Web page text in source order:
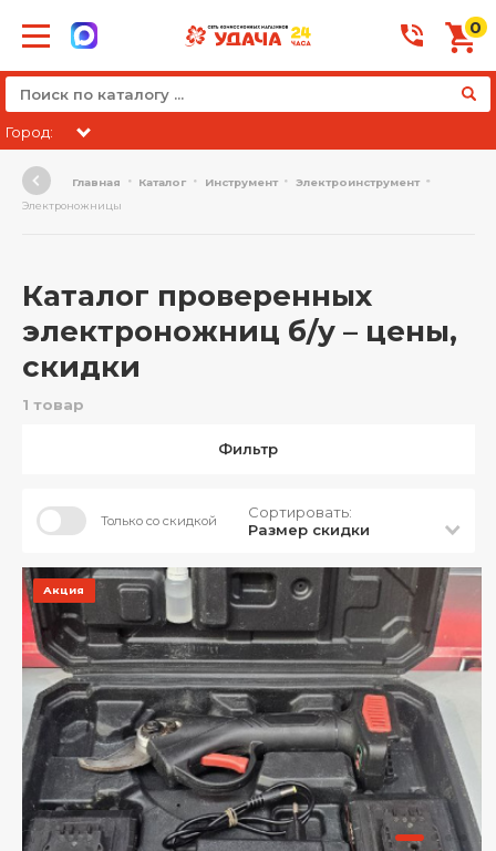
0
Город:
Главная Каталог Инструмент
Электроинструмент
Электроножницы
Каталог проверенных
электроножниц б/у – цены,
скидки
1 товар
Фильтр
Только со скидкой
Сортировать:
Размер скидки
Акция